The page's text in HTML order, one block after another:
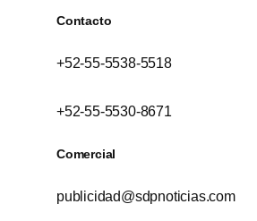
Contacto
+52-55-5538-5518
+52-55-5530-8671
Comercial
publicidad@sdpnoticias.com